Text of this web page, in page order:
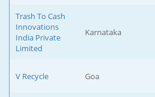
Trash To Cash
Innovations
India Private
Limited
Karnataka
V Recycle Goa